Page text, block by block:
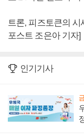
트론, 피즈토큰의
포스트 조은아 기자]
인기기사